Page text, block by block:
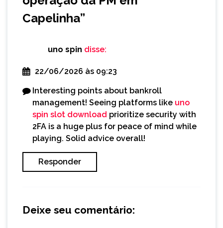
Capelinha”
uno spin disse:
22/06/2026 às 09:23
Interesting points about bankroll
management! Seeing platforms like uno
spin slot download prioritize security with
2FA is a huge plus for peace of mind while
playing. Solid advice overall!
Responder
Deixe seu comentário: